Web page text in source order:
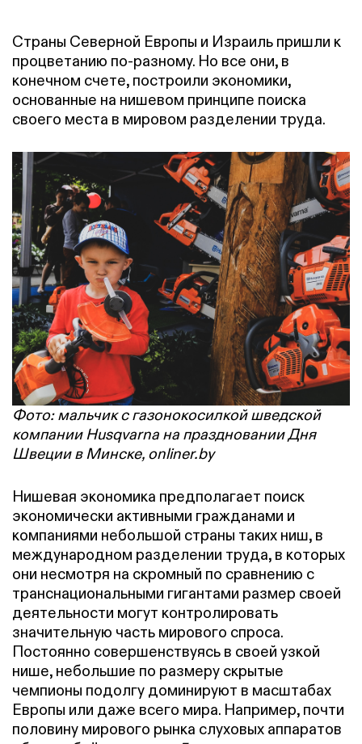
Страны Северной Европы и Израиль пришли к
процветанию по-разному. Но все они, в
конечном счете, построили экономики,
основанные на нишевом принципе поиска
своего места в мировом разделении труда.
Фото: мальчик с газонокосилкой шведской
компании Husqvarna на праздновании Дня
Швеции в Минске, onliner.by
Нишевая экономика предполагает поиск
экономически активными гражданами и
компаниями небольшой страны таких ниш, в
международном разделении труда, в которых
они несмотря на скромный по сравнению с
транснациональными гигантами размер своей
деятельности могут контролировать
значительную часть мирового спроса.
Постоянно совершенствуясь в своей узкой
нише, небольшие по размеру скрытые
чемпионы подолгу доминируют в масштабах
Европы или даже всего мира. Например, почти
половину мирового рынка слуховых аппаратов